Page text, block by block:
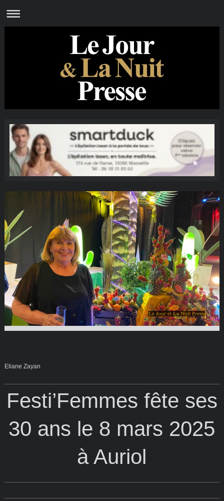
Le Jour et La Nuit Presse
Eliane Zayan
Festi’Femmes fête ses
30 ans le 8 mars 2025
à Auriol